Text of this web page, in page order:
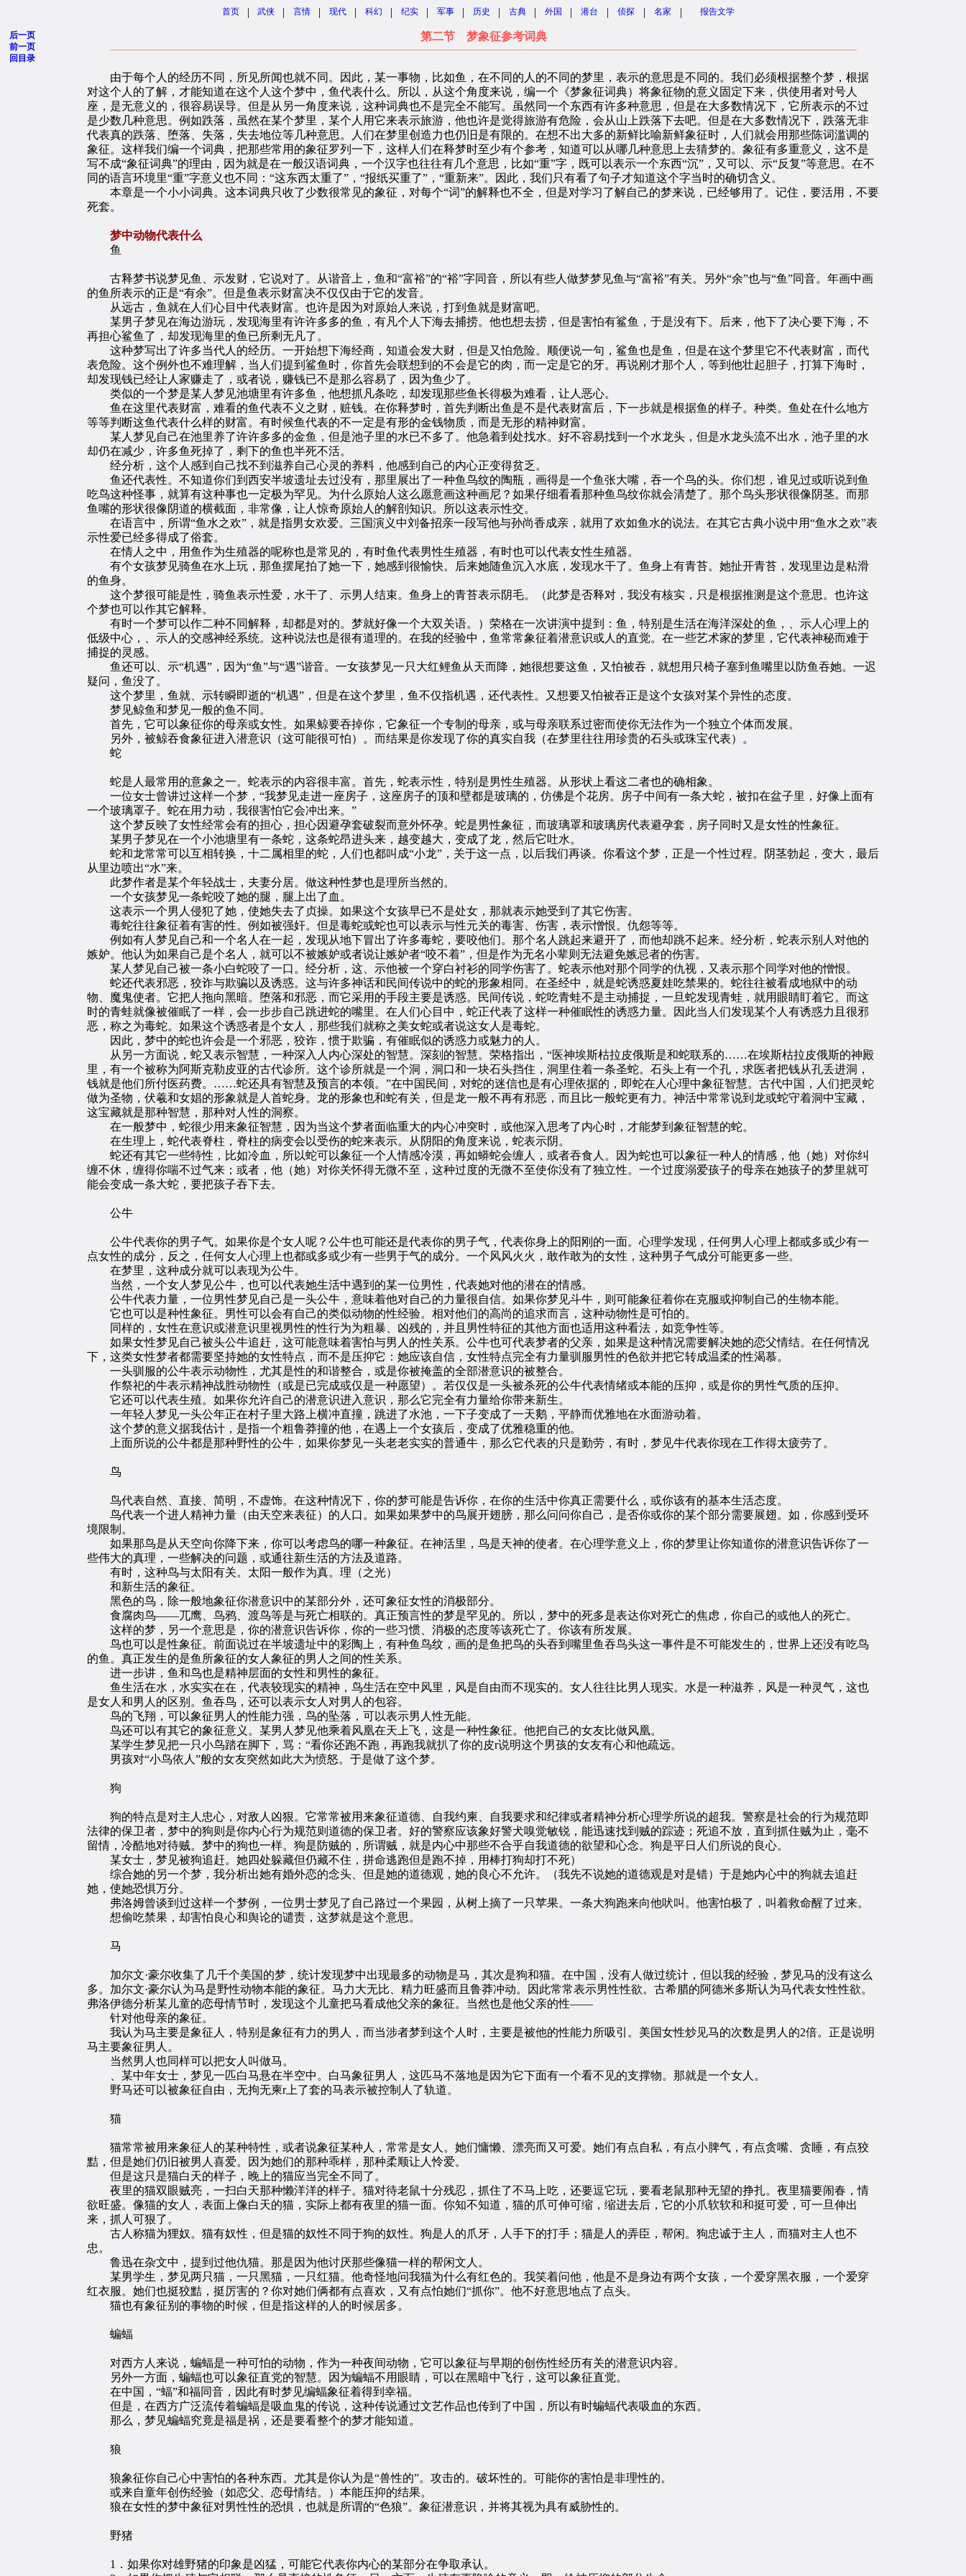
首页 | 武侠 | 言情 | 现代 | 科幻 | 纪实 | 军事 | 历史 | 古典 | 外国 | 港台 | 侦探 | 名家 | 报告文学
后一页
前一页
回目录
第二节 梦象征参考词典
由于每个人的经历不同，所见所闻也就不同。因此，某一事物，比如鱼，在不同的人的不同的梦里，表示的意思是不同的。我们必须根据整个梦，根据
对这个人的了解，才能知道在这个人这个梦中，鱼代表什么。所以，从这个角度来说，编一个《梦象征词典）将象征物的意义固定下来，供使用者对号人
座，是无意义的，很容易误导。但是从另一角度来说，这种词典也不是完全不能写。虽然同一个东西有许多种意思，但是在大多数情况下，它所表示的不过
是少数几种意思。例如跌落，虽然在某个梦里，某个人用它来表示旅游，他也许是觉得旅游有危险，会从山上跌落下去吧。但是在大多数情况下，跌落无非
代表真的跌落、堕落、失落，失去地位等几种意思。人们在梦里创造力也仍旧是有限的。在想不出大多的新鲜比喻新鲜象征时，人们就会用那些陈词滥调的
象征。这样我们编一个词典，把那些常用的象征罗列一下，这样人们在释梦时至少有个参考，知道可以从哪几种意思上去猜梦的。象征有多重意义，这不是
写不成“象征词典”的理由，因为就是在一般汉语词典，一个汉字也往往有几个意思，比如“重”字，既可以表示一个东西“沉”，又可以、示“反复”等意思。在不
同的语言环境里“重”字意义也不同：“这东西太重了”，“报纸买重了”，“重新来”。因此，我们只有看了句子才知道这个字当时的确切含义。
本章是一个小小词典。这本词典只收了少数很常见的象征，对每个“词”的解释也不全，但是对学习了解自己的梦来说，已经够用了。记住，要活用，不要
死套。
梦中动物代表什么
鱼
古释梦书说梦见鱼、示发财，它说对了。从谐音上，鱼和“富裕”的“裕”字同音，所以有些人做梦梦见鱼与“富裕”有关。另外“余”也与“鱼”同音。年画中画
的鱼所表示的正是“有余”。但是鱼表示财富决不仅仅由于它的发音。
从远古，鱼就在人们心目中代表财富。也许是因为对原始人来说，打到鱼就是财富吧。
某男子梦见在海边游玩，发现海里有许许多多的鱼，有凡个人下海去捕捞。他也想去捞，但是害怕有鲨鱼，于是没有下。后来，他下了决心要下海，不
再担心鲨鱼了，却发现海里的鱼已所剩无凡了。
这种梦写出了许多当代人的经历。一开始想下海经商，知道会发大财，但是又怕危险。顺便说一句，鲨鱼也是鱼，但是在这个梦里它不代表财富，而代
表危险。这个例外也不难理解，当人们提到鲨鱼时，你首先会联想到的不会是它的肉，而一定是它的牙。再说刚才那个人，等到他壮起胆子，打算下海时，
却发现钱已经让人家赚走了，或者说，赚钱已不是那么容易了，因为鱼少了。
类似的一个梦是某人梦见池塘里有许多鱼，他想抓凡条吃，却发现那些鱼长得极为难看，让人恶心。
鱼在这里代表财富，难看的鱼代表不义之财，赃钱。在你释梦时，首先判断出鱼是不是代表财富后，下一步就是根据鱼的样子。种类。鱼处在什么地方
等等判断这鱼代表什么样的财富。有时候鱼代表的不一定是有形的金钱物质，而是无形的精神财富。
某人梦见自己在池里养了许许多多的金鱼，但是池子里的水已不多了。他急着到处找水。好不容易找到一个水龙头，但是水龙头流不出水，池子里的水
却仍在减少，许多鱼死掉了，剩下的鱼也半死不活。
经分析，这个人感到自己找不到滋养自己心灵的养料，他感到自己的内心正变得贫乏。
鱼还代表性。不知道你们到西安半坡遗址去过没有，那里展出了一种鱼鸟纹的陶瓶，画得是一个鱼张大嘴，吞一个鸟的头。你们想，谁见过或听说到鱼
吃鸟这种怪事，就算有这种事也一定极为罕见。为什么原始人这么愿意画这种画尼？如果仔细看看那种鱼鸟纹你就会清楚了。那个鸟头形状很像阴茎。而那
鱼嘴的形状很像阴道的横截面，非常像，让人惊奇原始人的解剖知识。所以这表示性交。
在语言中，所谓“鱼水之欢”，就是指男女欢爱。三国演义中刘备招亲一段写他与孙尚香成亲，就用了欢如鱼水的说法。在其它古典小说中用“鱼水之欢”表
示性爱已经多得成了俗套。
在情人之中，用鱼作为生殖器的呢称也是常见的，有时鱼代表男性生殖器，有时也可以代表女性生殖器。
有个女孩梦见骑鱼在水上玩，那鱼摆尾拍了她一下，她感到很愉快。后来她随鱼沉入水底，发现水干了。鱼身上有青苔。她扯开青苔，发现里边是粘滑
的鱼身。
这个梦很可能是性，骑鱼表示性爱，水干了、示男人结束。鱼身上的青苔表示阴毛。（此梦是否释对，我没有核实，只是根据推测是这个意思。也许这
个梦也可以作其它解释。
有时一个梦可以作二种不同解释，却都是对的。梦就好像一个大双关语。）荣格在一次讲演中提到：鱼，特别是生活在海洋深处的鱼，、示人心理上的
低级中心，、示人的交感神经系统。这种说法也是很有道理的。在我的经验中，鱼常常象征着潜意识或人的直觉。在一些艺术家的梦里，它代表神秘而难于
捕捉的灵感。
鱼还可以、示“机遇”，因为“鱼”与“遇”谐音。一女孩梦见一只大红鲤鱼从天而降，她很想要这鱼，又怕被吞，就想用只椅子塞到鱼嘴里以防鱼吞她。一迟
疑问，鱼没了。
这个梦里，鱼就、示转瞬即逝的“机遇”，但是在这个梦里，鱼不仅指机遇，还代表性。又想要又怕被吞正是这个女孩对某个异性的态度。
梦见鲸鱼和梦见一般的鱼不同。
首先，它可以象征你的母亲或女性。如果鲸要吞掉你，它象征一个专制的母亲，或与母亲联系过密而使你无法作为一个独立个体而发展。
另外，被鲸吞食象征进入潜意识（这可能很可怕）。而结果是你发现了你的真实自我（在梦里往往用珍贵的石头或珠宝代表）。
蛇
蛇是人最常用的意象之一。蛇表示的内容很丰富。首先，蛇表示性，特别是男性生殖器。从形状上看这二者也的确相象。
一位女士曾讲过这样一个梦，“我梦见走进一座房子，这座房子的顶和壁都是玻璃的，仿佛是个花房。房子中间有一条大蛇，被扣在盆子里，好像上面有
一个玻璃罩子。蛇在用力动，我很害怕它会冲出来。”
这个梦反映了女性经常会有的担心，担心因避孕套破裂而意外怀孕。蛇是男性象征，而玻璃罩和玻璃房代表避孕套，房子同时又是女性的性象征。
某男子梦见在一个小池塘里有一条蛇，这条蛇昂进头来，越变越大，变成了龙，然后它吐水。
蛇和龙常常可以互相转换，十二属相里的蛇，人们也都叫成“小龙”，关于这一点，以后我们再谈。你看这个梦，正是一个性过程。阴茎勃起，变大，最后
从里边喷出“水”来。
此梦作者是某个年轻战士，夫妻分居。做这种性梦也是理所当然的。
一个女孩梦见一条蛇咬了她的腿，腿上出了血。
这表示一个男人侵犯了她，使她失去了贞操。如果这个女孩早已不是处女，那就表示她受到了其它伤害。
毒蛇往往象征着有害的性。例如被强奸。但是毒蛇或蛇也可以表示与性元关的毒害、伤害，表示憎恨。仇怨等等。
例如有人梦见自己和一个名人在一起，发现从地下冒出了许多毒蛇，要咬他们。那个名人跳起来避开了，而他却跳不起来。经分析，蛇表示别人对他的
嫉妒。他认为如果自己是个名人，就可以不被嫉妒或者说让嫉妒者“咬不着”，但是作为无名小辈则无法避免嫉忌者的伤害。
某人梦见自己被一条小白蛇咬了一口。经分析，这、示他被一个穿白衬衫的同学伤害了。蛇表示他对那个同学的仇视，又表示那个同学对他的憎恨。
蛇还代表邪恶，狡诈与欺骗以及诱惑。这与许多神话和民间传说中的蛇的形象相同。在圣经中，就是蛇诱惑夏娃吃禁果的。蛇往往被看成地狱中的动
物、魔鬼使者。它把人拖向黑暗。堕落和邪恶，而它采用的手段主要是诱惑。民间传说，蛇吃青蛙不是主动捕捉，一旦蛇发现青蛙，就用眼睛盯着它。而这
时的青蛙就像被催眠了一样，会一步步自己跳进蛇的嘴里。在人们心目中，蛇正代表了这样一种催眠性的诱惑力量。因此当人们发现某个人有诱惑力且很邪
恶，称之为毒蛇。如果这个诱惑者是个女人，那些我们就称之美女蛇或者说这女人是毒蛇。
因此，梦中的蛇也许会是一个邪恶，狡诈，惯于欺骗，有催眠似的诱惑力或魅力的人。
从另一方面说，蛇又表示智慧，一种深入人内心深处的智慧。深刻的智慧。荣格指出，“医神埃斯枯拉皮俄斯是和蛇联系的……在埃斯枯拉皮俄斯的神殿
里，有一个被称为阿斯克勒皮亚的古代诊所。这个诊所就是一个洞，洞口和一块石头挡住，洞里住着一条圣蛇。石头上有一个孔，求医者把钱从孔丢进洞，
钱就是他们所付医药费。……蛇还具有智慧及预言的本领。”在中国民间，对蛇的迷信也是有心理依据的，即蛇在人心理中象征智慧。古代中国，人们把灵蛇
做为圣物，伏羲和女娼的形象就是人首蛇身。龙的形象也和蛇有关，但是龙一般不再有邪恶，而且比一般蛇更有力。神活中常常说到龙或蛇守着洞中宝藏，
这宝藏就是那种智慧，那种对人性的洞察。
在一般梦中，蛇很少用来象征智慧，因为当这个梦者面临重大的内心冲突时，或他深入思考了内心时，才能梦到象征智慧的蛇。
在生理上，蛇代表脊柱，脊柱的病变会以受伤的蛇来表示。从阴阳的角度来说，蛇表示阴。
蛇还有其它一些特性，比如冷血，所以蛇可以象征一个人情感冷漠，再如蟒蛇会缠人，或者吞食人。因为蛇也可以象征一种人的情感，他（她）对你纠
缠不休，缠得你喘不过气来；或者，他（她）对你关怀得无微不至，这种过度的无微不至使你没有了独立性。一个过度溺爱孩子的母亲在她孩子的梦里就可
能会变成一条大蛇，要把孩子吞下去。
公牛
公牛代表你的男子气。如果你是个女人呢？公牛也可能还是代表你的男子气，代表你身上的阳刚的一面。心理学发现，任何男人心理上都或多或少有一
点女性的成分，反之，任何女人心理上也都或多或少有一些男于气的成分。一个风风火火，敢作敢为的女性，这种男子气成分可能更多一些。
在梦里，这种成分就可以表现为公牛。
当然，一个女人梦见公牛，也可以代表她生活中遇到的某一位男性，代表她对他的潜在的情感。
公牛代表力量，一位男性梦见自己是一头公牛，意味着他对自己的力量很自信。如果你梦见斗牛，则可能象征着你在克服或抑制自己的生物本能。
它也可以是种性象征。男性可以会有自己的类似动物的性经验。相对他们的高尚的追求而言，这种动物性是可怕的。
同样的，女性在意识或潜意识里视男性的性行为为粗暴、凶残的，并且男性特征的其他方面也适用这种看法，如竞争性等。
如果女性梦见自己被头公牛追赶，这可能意味着害怕与男人的性关系。公牛也可代表梦者的父亲，如果是这种情况需要解决她的恋父情结。在任何情况
下，这类女性梦者都需要坚持她的女性特点，而不是压抑它：她应该自信，女性特点完全有力量驯服男性的色欲并把它转成温柔的性渴慕。
一头驯服的公牛表示动物性，尤其是性的和谐整合，或是你被掩盖的全部潜意识的被整合。
作祭祀的牛表示精神战胜动物性（或是已完成或仅是一种愿望）。若仅仅是一头被杀死的公牛代表情绪或本能的压抑，或是你的男性气质的压抑。
它还可以代表生殖。如果你允许自己的潜意识进入意识，那么它完全有力量给你带来新生。
一年轻人梦见一头公年正在村子里大路上横冲直撞，跳进了水池，一下子变成了一天鹅，平静而优雅地在水面游动着。
这个梦的意义据我估计，是指一个粗鲁莽撞的他，在遇上一个女孩后，变成了优雅稳重的他。
上面所说的公牛都是那种野性的公牛，如果你梦见一头老老实实的普通牛，那么它代表的只是勤劳，有时，梦见牛代表你现在工作得太疲劳了。
鸟
鸟代表自然、直接、简明，不虚饰。在这种情况下，你的梦可能是告诉你，在你的生活中你真正需要什么，或你该有的基本生活态度。
鸟代表一个进人精神力量（由天空来表征）的人口。如果如果梦中的鸟展开翅膀，那么问问你自己，是否你或你的某个部分需要展翅。如，你感到受环
境限制。
如果那鸟是从天空向你降下来，你可以考虑鸟的哪一种象征。在神活里，鸟是天神的使者。在心理学意义上，你的梦里让你知道你的潜意识告诉你了一
些伟大的真理，一些解决的问题，或通往新生活的方法及道路。
有时，这种鸟与太阳有关。太阳一般作为真。理（之光）
和新生活的象征。
黑色的鸟，除一般地象征你潜意识中的某部分外，还可象征女性的消极部分。
食腐肉鸟——兀鹰、鸟鸦、渡鸟等是与死亡相联的。真正预言性的梦是罕见的。所以，梦中的死多是表达你对死亡的焦虑，你自己的或他人的死亡。
这样的梦，另一个意思是，你的潜意识告诉你，你的一些习惯、消极的态度等该死亡了。你该有所发展。
鸟也可以是性象征。前面说过在半坡遗址中的彩陶上，有种鱼鸟纹，画的是鱼把鸟的头吞到嘴里鱼吞鸟头这一事件是不可能发生的，世界上还没有吃鸟
的鱼。真正发生的是鱼所象征的女人象征的男人之间的性关系。
进一步讲，鱼和鸟也是精神层面的女性和男性的象征。
鱼生活在水，水实实在在，代表较现实的精神，鸟生活在空中风里，风是自由而不现实的。女人往往比男人现实。水是一种滋养，风是一种灵气，这也
是女人和男人的区别。鱼吞鸟，还可以表示女人对男人的包容。
鸟的飞翔，可以象征男人的性能力强，鸟的坠落，可以表示男人性无能。
鸟还可以有其它的象征意义。某男人梦见他乘着风凰在天上飞，这是一种性象征。他把自己的女友比做风凰。
某学生梦见把一只小鸟踏在脚下，骂：“看你还跑不跑，再跑我就扒了你的皮r说明这个男孩的女友有心和他疏远。
男孩对“小鸟依人”般的女友突然如此大为愤怒。于是做了这个梦。
狗
狗的特点是对主人忠心，对敌人凶狠。它常常被用来象征道德、自我约柬、自我要求和纪律或者精神分析心理学所说的超我。警察是社会的行为规范即
法律的保卫者，梦中的狗则是你内心行为规范则道德的保卫者。好的警察应该象好警犬嗅觉敏锐，能迅速找到贼的踪迹；死追不放，直到抓住贼为止，毫不
留情，冷酷地对待贼。梦中的狗也一样。狗是防贼的，所谓贼，就是内心中那些不合乎自我道德的欲望和心念。狗是平日人们所说的良心。
某女士，梦见被狗追赶。她四处躲藏但仍藏不住，拼命逃跑但是跑不掉，用棒打狗却打不死）
综合她的另一个梦，我分析出她有婚外恋的念头、但是她的道德观，她的良心不允许。（我先不说她的道德观是对是错）于是她内心中的狗就去追赶
她，使她恐惧万分。
弗洛姆曾谈到过这样一个梦例，一位男士梦见了自己路过一个果园，从树上摘了一只苹果。一条大狗跑来向他吠叫。他害怕极了，叫着救命醒了过来。
想偷吃禁果，却害怕良心和舆论的谴责，这梦就是这个意思。
马
加尔文·豪尔收集了几千个美国的梦，统计发现梦中出现最多的动物是马，其次是狗和猫。在中国，没有人做过统计，但以我的经验，梦见马的没有这么
多。加尔文·豪尔认为马是野性动物本能的象征。马力大无比、精力旺盛而且鲁莽冲动。因此常常表示男性性欲。古希腊的阿德米多斯认为马代表女性性欲。
弗洛伊德分析某儿童的恋母情节时，发现这个儿童把马看成他父亲的象征。当然也是他父亲的性——
针对他母亲的象征。
我认为马主要是象征人，特别是象征有力的男人，而当涉者梦到这个人时，主要是被他的性能力所吸引。美国女性炒见马的次数是男人的2倍。正是说明
马主要象征男人。
当然男人也同样可以把女人叫做马。
、某中年女士，梦见一匹白马悬在半空中。白马象征男人，这匹马不落地是因为它下面有一个看不见的支撑物。那就是一个女人。
野马还可以被象征自由，无拘无柬r上了套的马表示被控制人了轨道。
猫
猫常常被用来象征人的某种特性，或者说象征某种人，常常是女人。她们慵懒、漂亮而又可爱。她们有点自私，有点小脾气，有点贪嘴、贪睡，有点狡
黠，但是她们仍旧被男人喜爱。因为她们的那种乖样，那种柔顺让人怜爱。
但是这只是猫白天的样子，晚上的猫应当完全不同了。
夜里的猫双眼贼亮，一扫白天那种懒洋洋的样子。猫对待老鼠十分残忍，抓住了不马上吃，还要逗它玩，要看老鼠那种无望的挣扎。夜里猫要闹春，情
欲旺盛。像猫的女人，表面上像白天的猫，实际上都有夜里的猫一面。你知不知道，猫的爪可伸可缩，缩进去后，它的小爪软软和和挺可爱，可一旦伸出
来，抓人可狠了。
古人称猫为狸奴。猫有奴性，但是猫的奴性不同于狗的奴性。狗是人的爪牙，人手下的打手；猫是人的弄臣，帮闲。狗忠诚于主人，而猫对主人也不
忠。
鲁迅在杂文中，提到过他仇猫。那是因为他讨厌那些像猫一样的帮闲文人。
某男学生，梦见两只猫，一只黑猫，一只红猫。他奇怪地问我猫为什么有红色的。我笑着问他，他是不是身边有两个女孩，一个爱穿黑衣服，一个爱穿
红衣服。她们也挺狡黠，挺厉害的？你对她们俩都有点喜欢，又有点怕她们“抓你”。他不好意思地点了点头。
猫也有象征别的事物的时候，但是指这样的人的时候居多。
蝙蝠
对西方人来说，蝙蝠是一种可怕的动物，作为一种夜间动物，它可以象征与早期的创伤性经历有关的潜意识内容。
另外一方面，蝙蝠也可以象征直党的智慧。因为蝙蝠不用眼睛，可以在黑暗中飞行，这可以象征直觉。
在中国，“蝠”和福同音，因此有时梦见编蝠象征着得到幸福。
但是，在西方广泛流传着蝙蝠是吸血鬼的传说，这种传说通过文艺作品也传到了中国，所以有时蝙蝠代表吸血的东西。
那么，梦见蝙蝠究竟是福是祸，还是要看整个的梦才能知道。
狼
狼象征你自己心中害怕的各种东西。尤其是你认为是“兽性的”。攻击的。破坏性的。可能你的害怕是非理性的。
或来自童年创伤经验（如恋父、恋母情结。）本能压抑的结果。
狼在女性的梦中象征对男性性的恐惧，也就是所谓的“色狼”。象征潜意识，并将其视为具有威胁性的。
野猪
1．如果你对雄野猪的印象是凶猛，可能它代表你内心的某部分在争取承认。